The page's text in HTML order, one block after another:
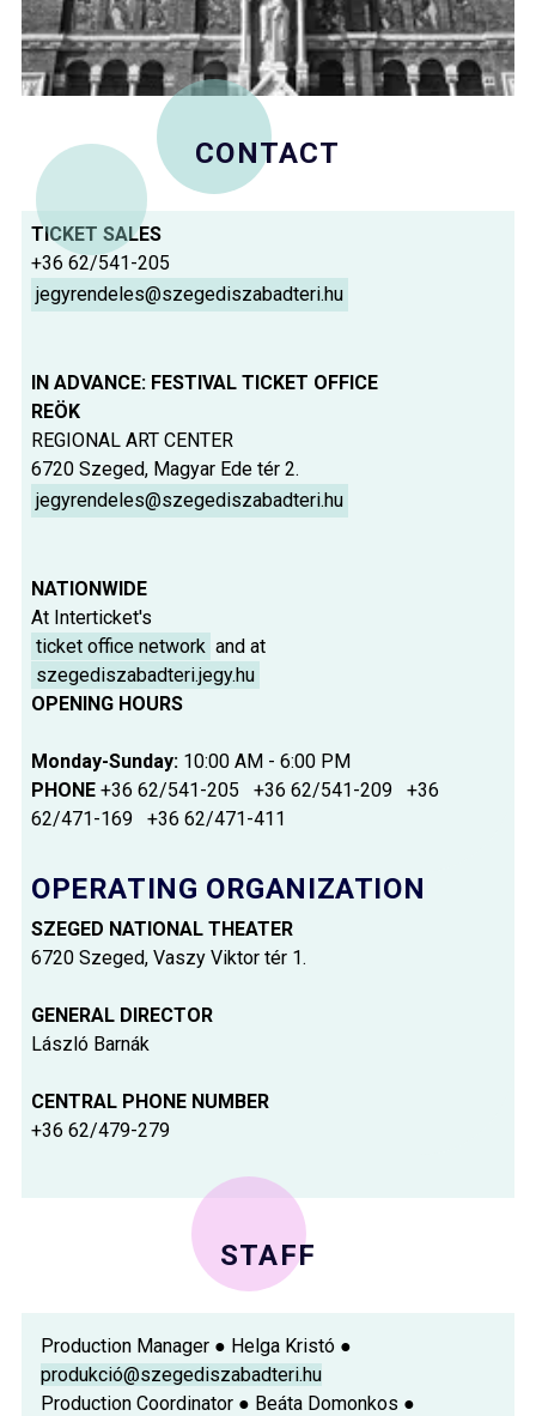
CONTACT
TICKET SALES
+36 62/541-205
jegyrendeles@szegediszabadteri.hu
IN ADVANCE: FESTIVAL TICKET OFFICE
REÖK
REGIONAL ART CENTER
6720 Szeged, Magyar Ede tér 2.
jegyrendeles@szegediszabadteri.hu
NATIONWIDE
At Interticket's
ticket office network and at
szegediszabadteri.jegy.hu
OPENING HOURS
Monday-Sunday:10:00 AM - 6:00 PM
PHONE+36 62/541-205 +36 62/541-209 +36
62/471-169 +36 62/471-411
OPERATING ORGANIZATION
SZEGED NATIONAL THEATER
6720 Szeged, Vaszy Viktor tér 1.
GENERAL DIRECTOR
László Barnák
CENTRAL PHONE NUMBER
+36 62/479-279
STAFF
Production Manager ● Helga Kristó ●
produkció@szegediszabadteri.hu
Production Coordinator ● Beáta Domonkos ●